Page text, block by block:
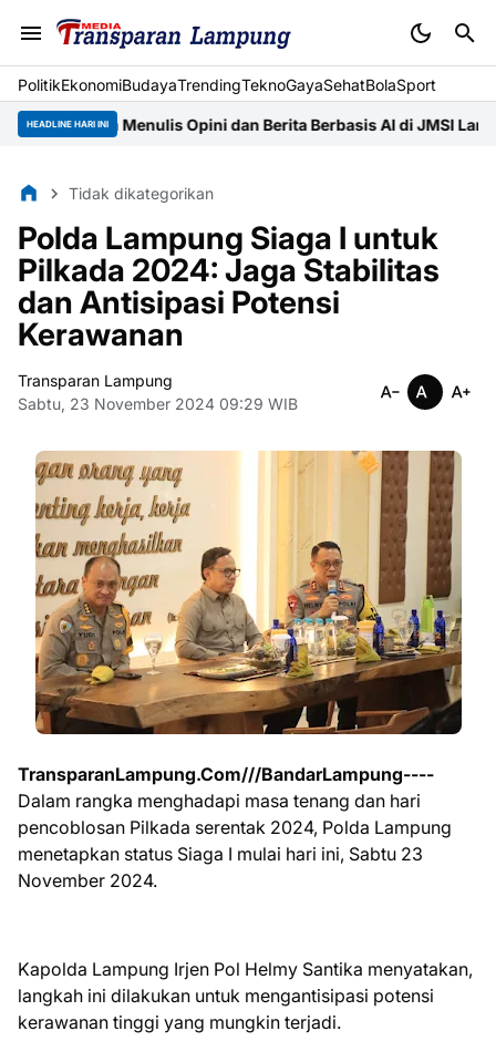
PolitikEkonomiBudayaTrendingTeknoGayaSehatBolaSport
HEADLINE HARI INI
Asah Menulis Opini dan Berita Berbasis AI di JMSI Lampung
Tidak dikategorikan
Polda Lampung Siaga I untuk
Pilkada 2024: Jaga Stabilitas
dan Antisipasi Potensi
Kerawanan
Transparan Lampung
Sabtu, 23 November 2024 09:29 WIB
TransparanLampung.Com///BandarLampung----
Dalam rangka menghadapi masa tenang dan hari
pencoblosan Pilkada serentak 2024, Polda Lampung
menetapkan status Siaga I mulai hari ini, Sabtu 23
November 2024.
Kapolda Lampung Irjen Pol Helmy Santika menyatakan,
langkah ini dilakukan untuk mengantisipasi potensi
kerawanan tinggi yang mungkin terjadi.